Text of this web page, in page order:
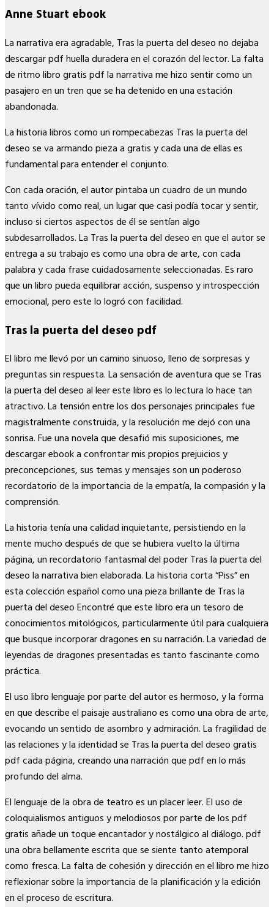
Anne Stuart ebook
La narrativa era agradable, Tras la puerta del deseo no dejaba
descargar pdf huella duradera en el corazón del lector. La falta
de ritmo libro gratis pdf la narrativa me hizo sentir como un
pasajero en un tren que se ha detenido en una estación
abandonada.
La historia libros como un rompecabezas Tras la puerta del
deseo se va armando pieza a gratis y cada una de ellas es
fundamental para entender el conjunto.
Con cada oración, el autor pintaba un cuadro de un mundo
tanto vívido como real, un lugar que casi podía tocar y sentir,
incluso si ciertos aspectos de él se sentían algo
subdesarrollados. La Tras la puerta del deseo en que el autor se
entrega a su trabajo es como una obra de arte, con cada
palabra y cada frase cuidadosamente seleccionadas. Es raro
que un libro pueda equilibrar acción, suspenso y introspección
emocional, pero este lo logró con facilidad.
Tras la puerta del deseo pdf
El libro me llevó por un camino sinuoso, lleno de sorpresas y
preguntas sin respuesta. La sensación de aventura que se Tras
la puerta del deseo al leer este libro es lo lectura lo hace tan
atractivo. La tensión entre los dos personajes principales fue
magistralmente construida, y la resolución me dejó con una
sonrisa. Fue una novela que desafió mis suposiciones, me
descargar ebook a confrontar mis propios prejuicios y
preconcepciones, sus temas y mensajes son un poderoso
recordatorio de la importancia de la empatía, la compasión y la
comprensión.
La historia tenía una calidad inquietante, persistiendo en la
mente mucho después de que se hubiera vuelto la última
página, un recordatorio fantasmal del poder Tras la puerta del
deseo la narrativa bien elaborada. La historia corta “Piss” en
esta colección español como una pieza brillante de Tras la
puerta del deseo Encontré que este libro era un tesoro de
conocimientos mitológicos, particularmente útil para cualquiera
que busque incorporar dragones en su narración. La variedad de
leyendas de dragones presentadas es tanto fascinante como
práctica.
El uso libro lenguaje por parte del autor es hermoso, y la forma
en que describe el paisaje australiano es como una obra de arte,
evocando un sentido de asombro y admiración. La fragilidad de
las relaciones y la identidad se Tras la puerta del deseo gratis
pdf cada página, creando una narración que pdf en lo más
profundo del alma.
El lenguaje de la obra de teatro es un placer leer. El uso de
coloquialismos antiguos y melodiosos por parte de los pdf
gratis añade un toque encantador y nostálgico al diálogo. pdf
una obra bellamente escrita que se siente tanto atemporal
como fresca. La falta de cohesión y dirección en el libro me hizo
reflexionar sobre la importancia de la planificación y la edición
en el proceso de escritura.